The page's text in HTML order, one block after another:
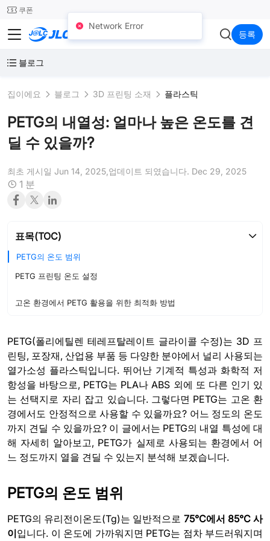
24SMT 쿠폰
JLC3DP 등록
블로그
집이에요 블로그 3D 프린팅 소재 플라스틱
PETG의 내열성: 얼마나 높은 온도를 견
딜 수 있을까?
최초 게시일 Jun 14, 2025, 업데이트 되였습니다. Dec 29, 2025
1 분
표목(TOC)
PETG의 온도 범위
PETG 프린팅 온도 설정
고온 환경에서 PETG 활용을 위한 최적화 방법
PETG(폴리에틸렌 테레프탈레이트 글라이콜 수정)는 3D 프
린팅, 포장재, 산업용 부품 등 다양한 분야에서 널리 사용되는
열가소성 플라스틱입니다. 뛰어난 기계적 특성과 화학적 저
항성을 바탕으로, PETG는 PLA나 ABS 외에 또 다른 인기 있
는 선택지로 자리 잡고 있습니다. 그렇다면 PETG는 고온 환
경에서도 안정적으로 사용할 수 있을까요? 어느 정도의 온도
까지 견딜 수 있을까요? 이 글에서는 PETG의 내열 특성에 대
해 자세히 알아보고, PETG가 실제로 사용되는 환경에서 어
느 정도까지 열을 견딜 수 있는지 분석해 보겠습니다.
PETG의 온도 범위
PETG의 유리전이온도(Tg)는 일반적으로 75°C에서 85°C 사
이입니다. 이 온도에 가까워지면 PETG는 점차 부드러워지며
Network Error